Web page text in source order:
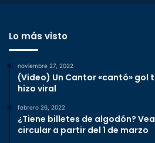
Lo más visto
noviembre 27, 2022
(Video) Un Cantor «cantó» gol
hizo viral
febrero 26, 2022
¿Tiene billetes de algodón?
circular a partir del 1 de marzo